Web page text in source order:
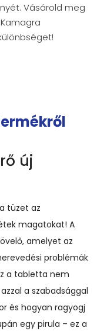
Vásárold meg
új
tüzet az
magatokat! A
amelyet az
problémák
a tabletta nem
a szabadsággal
és hogyan ragyogj
egy pirula – ez a